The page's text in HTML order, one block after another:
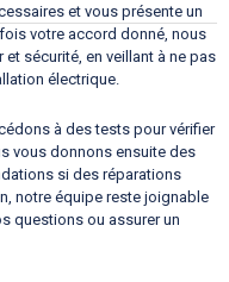
et vous présente un
votre accord donné, nous
sécurité, en veillant à ne pas
électrique.
à des tests pour vérifier
vous donnons ensuite des
si des réparations
notre équipe reste joignable
questions ou assurer un